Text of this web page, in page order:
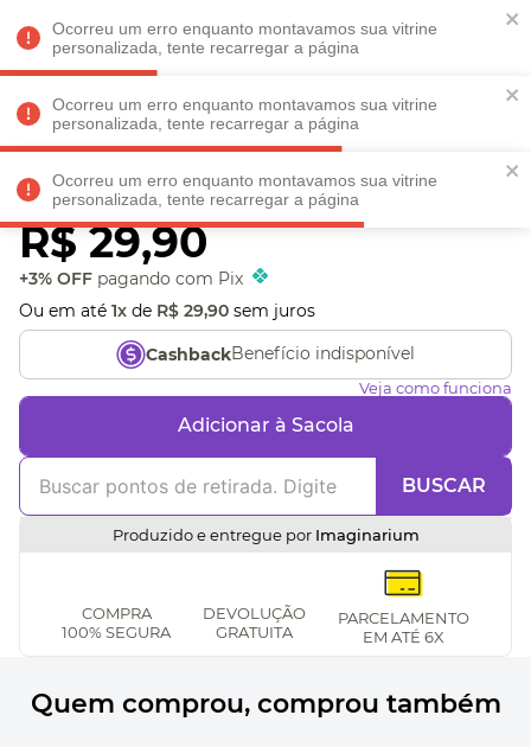
Ocorreu um erro enquanto montavamos sua vitrine
personalizada, tente recarregar a página
Ocorreu um erro enquanto montavamos sua vitrine
personalizada, tente recarregar a página
Ocorreu um erro enquanto montavamos sua vitrine
personalizada, tente recarregar a página
Faltam REGULAMENTO
Veja produtos perto de você! Informe seu CEP
Caneta Pingente Dino
R$ 29,90
+3% OFF pagando com Pix
Ou em até 1x de R$ 29,90 sem juros
CashbackBenefício indisponível
Veja como funciona
Adicionar à Sacola
BUSCAR
Produzido e entregue por Imaginarium
COMPRA
100% SEGURA
DEVOLUÇÃO
GRATUITA
PARCELAMENTO
EM ATÉ 6X
Quem comprou, comprou também